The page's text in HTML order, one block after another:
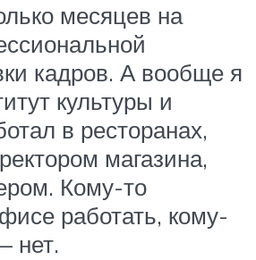
месяцев на
кадров. А вообще я
культуры и
в ресторанах,
магазина,
Кому-то
работать, кому-
нет.